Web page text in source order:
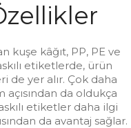
kuşe kâğıt, PP, PE ve
etiketlerde, ürün
de yer alır. Çok daha
da oldukça
etiketler daha ilgi
da avantaj sağlar.